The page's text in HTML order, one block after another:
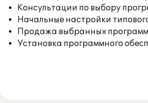
Консультации по выбору
Начальные настройки
Продажа выбранных
Установка программного